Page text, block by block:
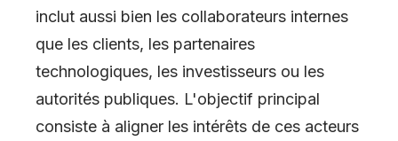
inclut aussi bien les collaborateurs internes
que les clients, les partenaires
technologiques, les investisseurs ou les
autorités publiques. L'objectif principal
consiste à aligner les intérêts de ces acteurs